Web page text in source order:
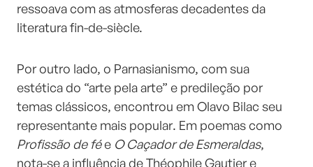
ressoava com as atmosferas decadentes da
literatura fin-de-siècle.
Por outro lado, o Parnasianismo, com sua
estética do “arte pela arte” e predileção por
temas clássicos, encontrou em Olavo Bilac seu
representante mais popular. Em poemas como
Profissão de fée O Caçador de Esmeraldas,
nota-se a influência de Théophile Gautier e